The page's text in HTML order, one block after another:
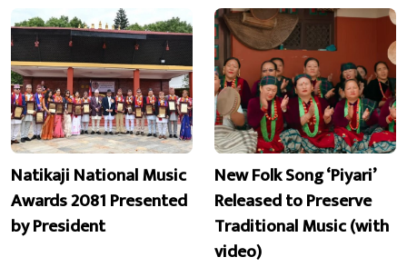
Natikaji National Music
Awards 2081 Presented
by President
New Folk Song ‘Piyari’
Released to Preserve
Traditional Music (with
video)